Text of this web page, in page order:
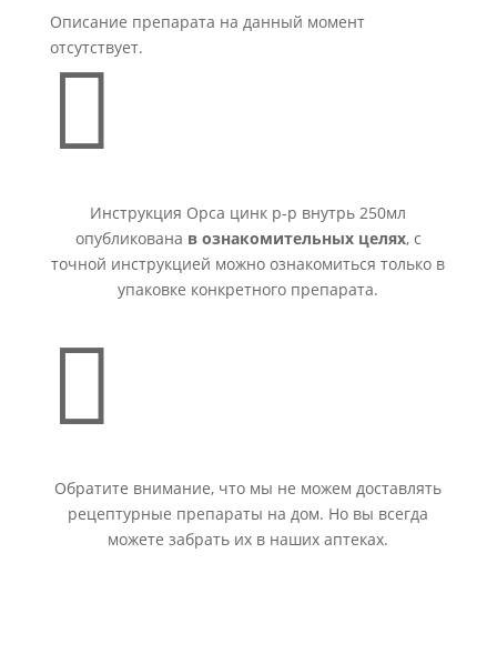
Описание препарата на данный момент
отсутствует.

Инструкция Орса цинк р-р внутрь 250мл
опубликована в ознакомительных целях, с
точной инструкцией можно ознакомиться только в
упаковке конкретного препарата.

Обратите внимание, что мы не можем доставлять
рецептурные препараты на дом. Но вы всегда
можете забрать их в наших аптеках.